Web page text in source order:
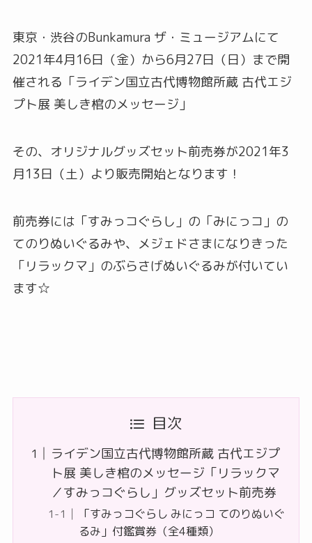
東京・渋谷のBunkamura ザ・ミュージアムにて
2021年4月16日（金）から6月27日（日）まで開
催される「ライデン国立古代博物館所蔵 古代エジ
プト展 美しき棺のメッセージ」
その、オリジナルグッズセット前売券が2021年3
月13日（土）より販売開始となります！
前売券には「すみっコぐらし」の「みにっコ」の
てのりぬいぐるみや、メジェドさまになりきった
「リラックマ」のぶらさげぬいぐるみが付いてい
ます☆
目次
ライデン国立古代博物館所蔵 古代エジプ
ト展 美しき棺のメッセージ「リラックマ
／すみっコぐらし」グッズセット前売券
「すみっコぐらし みにっコ てのりぬいぐ
るみ」付鑑賞券（全4種類）